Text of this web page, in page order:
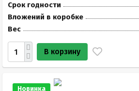
Срок годности
Вложений в коробке
Вес
В корзину
Новинка